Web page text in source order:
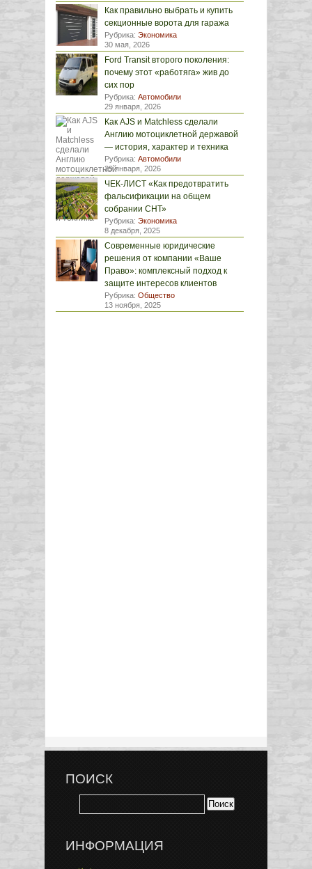
Как правильно выбрать и купить
секционные ворота для гаража
Рубрика: Экономика
30 мая, 2026
Ford Transit второго поколения:
почему этот «работяга» жив до
сих пор
Рубрика: Автомобили
29 января, 2026
Как AJS и Matchless сделали
Англию мотоциклетной державой
— история, характер и техника
Рубрика: Автомобили
29 января, 2026
ЧЕК-ЛИСТ «Как предотвратить
фальсификации на общем
собрании СНТ»
Рубрика: Экономика
8 декабря, 2025
Современные юридические
решения от компании «Ваше
Право»: комплексный подход к
защите интересов клиентов
Рубрика: Общество
13 ноября, 2025
ПОИСК
ИНФОРМАЦИЯ